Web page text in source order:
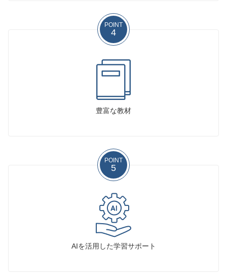
POINT
4
豊富な教材
POINT
5
AIを活用した学習サポート